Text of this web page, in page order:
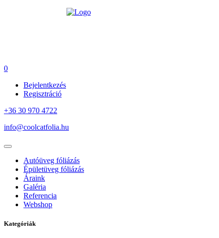
0
Bejelentkezés
Regisztráció
+36 30 970 4722
info@coolcatfolia.hu
Autóüveg fóliázás
Épületüveg fóliázás
Áraink
Galéria
Referencia
Webshop
Kategóriák